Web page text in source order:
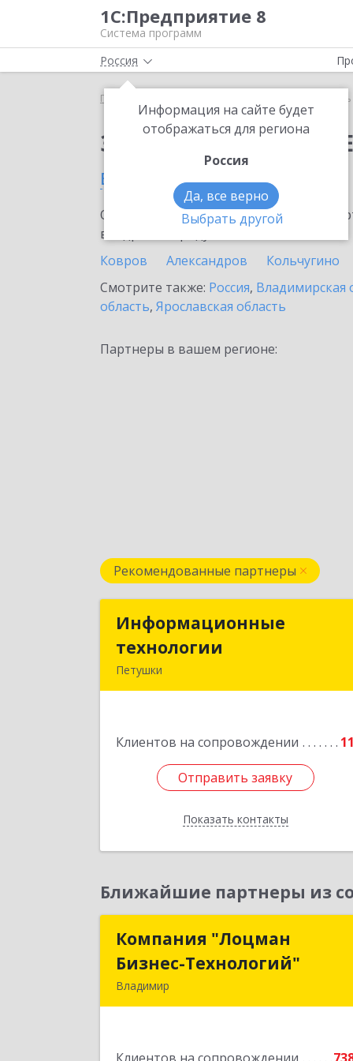
1С:Предприятие 8
Система программ
Россия
Информация на сайте будет
отображаться для региона
Россия
Да, все верно
Выбрать другой
Главная
Заказать Модуль
в Петушках
Ознакомьтесь с информационными
внедрение продукта.
Ковров
Александров Кольчугино
Смотрите также: Россия, Владимирская
область, Ярославская область
Партнеры в вашем регионе:
Рекомендованные партнеры
Информационные
технологии
Петушки
Клиентов на сопровождении 11
Отправить заявку
Показать контакты
Информационные
Подробнее
Отправить заявку
Назад
Ближайшие партнеры из
Компания "Лоцман
Бизнес-Технологий"
Владимир
Компания "Лоцман
Бизнес-Технологий"